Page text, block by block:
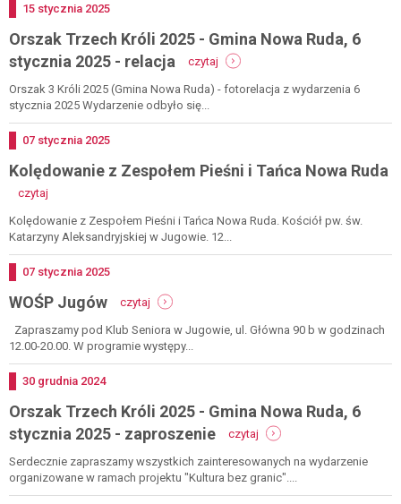
nowa
ruda,
stycznia
Dodano
15 stycznia 2025
Orszak Trzech Króli 2025 - Gmina Nowa Ruda, 6
stycznia 2025 - relacja
czytaj
orszak
trzech
nowa
stycznia
2025
Orszak 3 Króli 2025 (Gmina Nowa Ruda) - fotorelacja z wydarzenia 6
stycznia 2025 Wydarzenie odbyło się...
Dodano
07 stycznia 2025
Kolędowanie z Zespołem Pieśni i Tańca Nowa Ruda
czytaj
z
zespołem
i
nowa
Kolędowanie z Zespołem Pieśni i Tańca Nowa Ruda. Kościół pw. św.
Katarzyny Aleksandryjskiej w Jugowie. 12...
Dodano
07 stycznia 2025
WOŚP Jugów czytaj
wośp
jugów
Zapraszamy pod Klub Seniora w Jugowie, ul. Główna 90 b w godzinach
12.00-20.00. W programie występy...
Dodano
30 grudnia 2024
Orszak Trzech Króli 2025 - Gmina Nowa Ruda, 6
stycznia 2025 - zaproszenie
czytaj
orszak
trzech
króli
Serdecznie zapraszamy wszystkich zainteresowanych na wydarzenie
organizowane w ramach projektu "Kultura bez granic"....